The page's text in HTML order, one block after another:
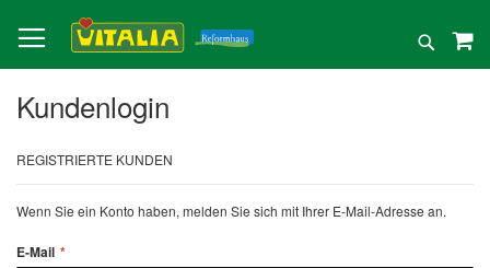
zum
Inhalt
Suche
Kundenlogin
REGISTRIERTE KUNDEN
Wenn Sie ein Konto haben, melden Sie sich mit Ihrer E-Mail-Adresse an.
E-Mail